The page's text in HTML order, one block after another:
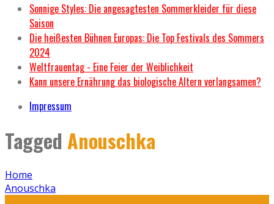
Sonnige Styles: Die angesagtesten Sommerkleider für diese
Saison
Die heißesten Bühnen Europas: Die Top Festivals des Sommers
2024
Weltfrauentag - Eine Feier der Weiblichkeit
Kann unsere Ernährung das biologische Altern verlangsamen?
Impressum
Tagged Anouschka
Home
Anouschka